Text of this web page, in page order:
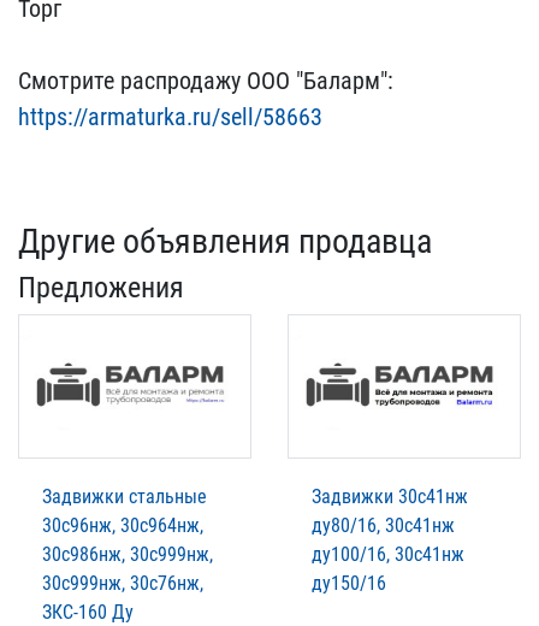
Торг
Смотрите р​аспродажу ООО "Баларм":
https://armaturka.ru/sel​l/58663
Другие объявления продавца
Предложения
Задвижки стальные
30с96нж, 30с964нж,
30с986нж, 30с999нж,
30с999нж, 30с76нж,
ЗКС-160 Ду
Задвижки 30с41нж
ду80/16, 30с41нж
ду100/16, 30с41нж
ду150/16